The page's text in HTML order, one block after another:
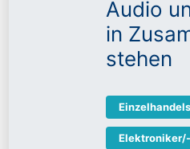
Audio
in
stehen